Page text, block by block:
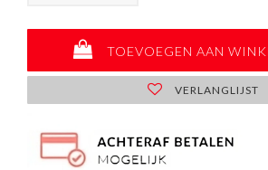
TOEVOEGEN AAN
VERLANGLIJST